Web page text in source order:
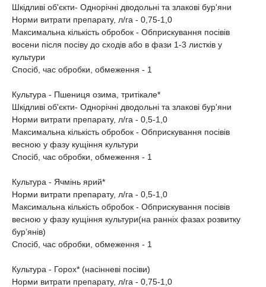
Шкідливі об'єкти- Однорічні дводольні та злакові бур'яни
Норми витрати препарату, л/га - 0,75-1,0
Максимальна кількість обробок - Обприскування посівів
восени після посіву до сходів або в фази 1-3 листків у
культури
Спосіб, час обробки, обмеження - 1
Культура - Пшениця озима, тритікале*
Шкідливі об'єкти- Однорічні дводольні та злакові бур'яни
Норми витрати препарату, л/га - 0,5-1,0
Максимальна кількість обробок - Обприскування посівів
весною у фазу кущіння культури
Спосіб, час обробки, обмеження - 1
Культура - Ячмінь ярий*
Норми витрати препарату, л/га - 0,5-1,0
Максимальна кількість обробок - Обприскування посівів
весною у фазу кущіння культури(на ранніх фазах розвитку
бур’янів)
Спосіб, час обробки, обмеження - 1
Культура - Горох* (насінневі посіви)
Норми витрати препарату, л/га - 0,75-1,0